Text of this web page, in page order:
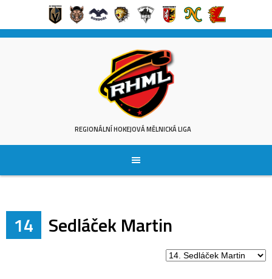
Skip
REGIONÁLNÍ HOKEJOVÁ MĚLNICKÁ LIGA
14 Sedláček Martin